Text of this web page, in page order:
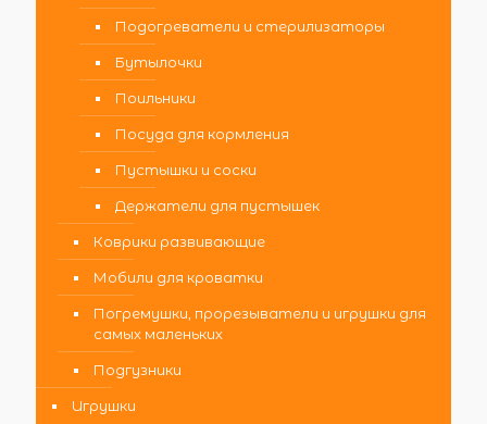
Подогреватели и стерилизаторы
Бутылочки
Поильники
Посуда для кормления
Пустышки и соски
Держатели для пустышек
Коврики развивающие
Мобили для кроватки
Погремушки, прорезыватели и игрушки для
самых маленьких
Подгузники
Игрушки